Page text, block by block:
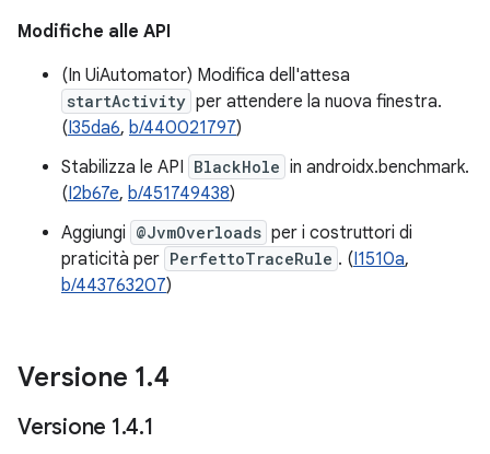
Modifiche alle API
(In UiAutomator) Modifica dell'attesa
startActivity per attendere la nuova finestra.
(I35da6, b/440021797)
Stabilizza le API BlackHole in androidx.benchmark.
(I2b67e, b/451749438)
Aggiungi @JvmOverloads per i costruttori di
praticità per PerfettoTraceRule . (I1510a,
b/443763207)
Versione 1.4
Versione 1.4.1